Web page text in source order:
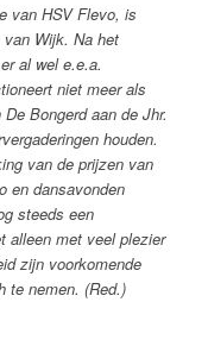
van HSV Flevo, is
Wijk. Na het
al wel e.e.a.
niet meer als
Bongerd aan de Jhr.
houden.
van de prijzen van
en dansavonden
steeds een
alleen met veel plezier
zijn voorkomende
te nemen. (Red.)